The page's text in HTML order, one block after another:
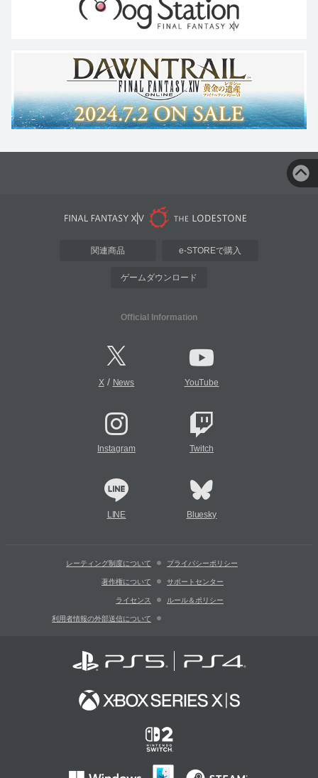
関連商品 e-STOREで購入
ゲームダウンロード
Official Information
X/ News YouTube
Instagram Twitch
LINE Bluesky
レーティング制度について プライバシーポリシー
著作権について サポートセンター
ライセンス ルール＆ポリシー
利用者情報の外部送信について